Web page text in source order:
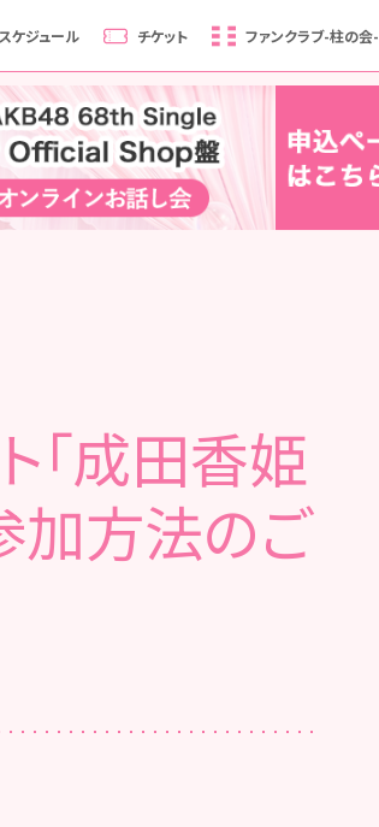
スケジュール チケット ファンクラブ-柱の会-
「成田香姫
加方法のご